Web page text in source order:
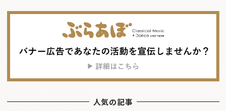
人気の記事